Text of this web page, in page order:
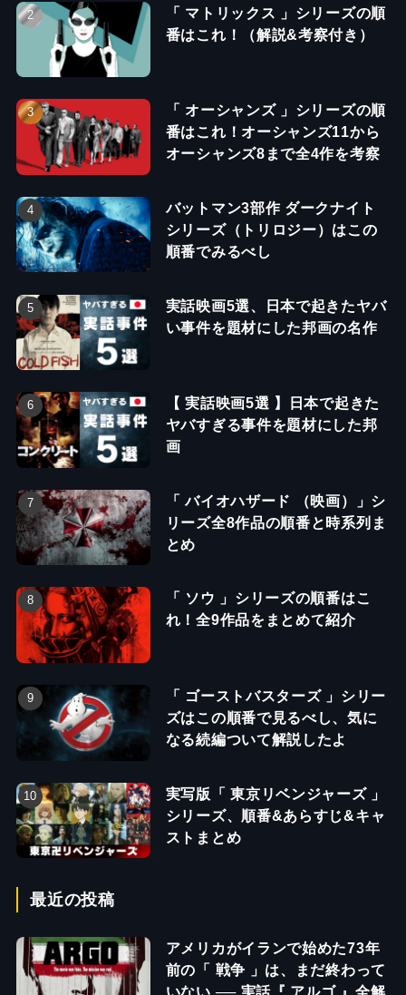
「 マトリックス 」シリーズの順
番はこれ！（解説&考察付き）
「 オーシャンズ 」シリーズの順
番はこれ！オーシャンズ11から
オーシャンズ8まで全4作を考察
バットマン3部作 ダークナイト
シリーズ（トリロジー）はこの
順番でみるべし
実話映画5選、日本で起きたヤバ
い事件を題材にした邦画の名作
【 実話映画5選 】日本で起きた
ヤバすぎる事件を題材にした邦
画
「 バイオハザード （映画）」シ
リーズ全8作品の順番と時系列ま
とめ
「 ソウ 」シリーズの順番はこ
れ！全9作品をまとめて紹介
「 ゴーストバスターズ 」シリー
ズはこの順番で見るべし、気に
なる続編ついて解説したよ
実写版「 東京リベンジャーズ 」
シリーズ、順番&あらすじ&キャ
ストまとめ
最近の投稿
アメリカがイランで始めた73年
前の「 戦争 」は、まだ終わって
いない ── 実話『 アルゴ 』全解